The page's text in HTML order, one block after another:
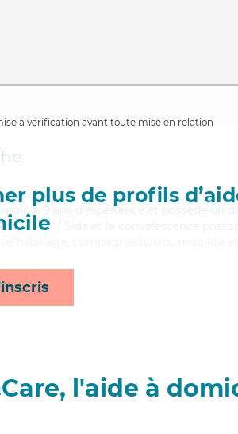
à vérification avant toute mise en relation
plus de profils
a 9 ans d'expérience et possède un
le HIV / Sida et la convalescence
l'aide à